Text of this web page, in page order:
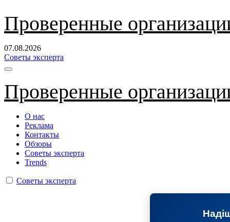
Перейти
содержанию
Проверенные
07.08.2026
Советы эксперта
Проверенные
О нас
Реклама
Контакты
Обзоры
Советы эксперта
Trends
Советы эксперта